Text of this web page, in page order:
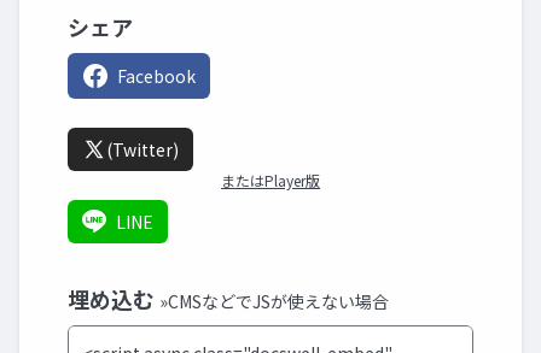
シェア
Facebook
(Twitter)
またはPlayer版
LINE
埋め込む »CMSなどでJSが使えない場合